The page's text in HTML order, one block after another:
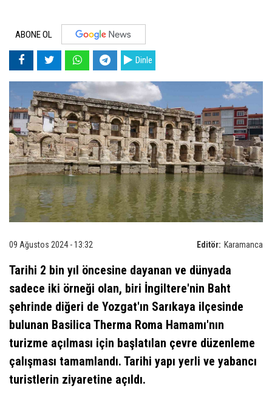
ABONE OL
Dinle
Editör: Karamanca
09 Ağustos 2024 - 13:32
Tarihi 2 bin yıl öncesine dayanan ve dünyada
sadece iki örneği olan, biri İngiltere'nin Baht
şehrinde diğeri de Yozgat'ın Sarıkaya ilçesinde
bulunan Basilica Therma Roma Hamamı'nın
turizme açılması için başlatılan çevre düzenleme
çalışması tamamlandı. Tarihi yapı yerli ve yabancı
turistlerin ziyaretine açıldı.